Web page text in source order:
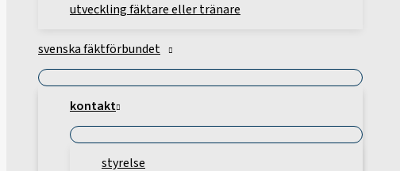
utveckling fäktare eller tränare
svenska fäktförbundet
kontakt
styrelse